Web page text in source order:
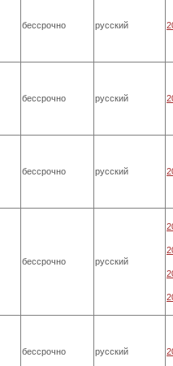
бессрочно русский
бессрочно русский
бессрочно русский
бессрочно русский
бессрочно русский